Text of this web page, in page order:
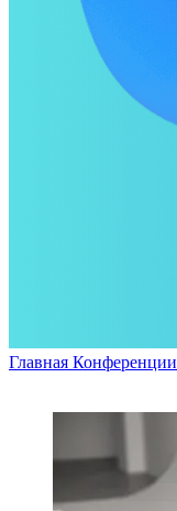
Главная Конференции